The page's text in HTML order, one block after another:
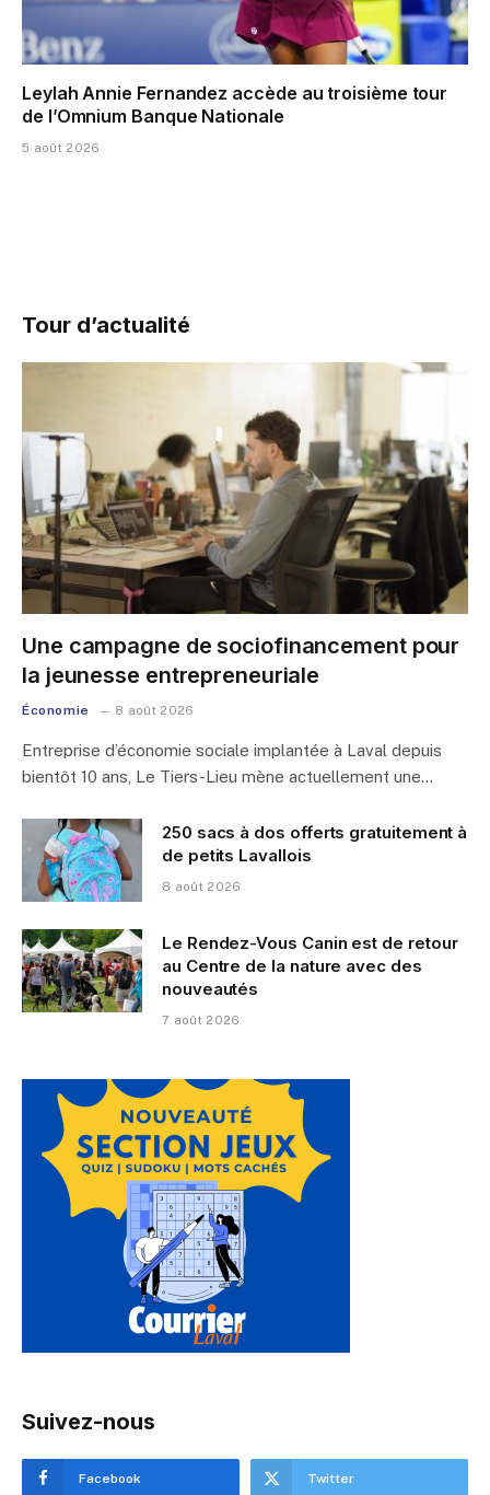
Leylah Annie Fernandez accède au troisième tour
de l’Omnium Banque Nationale
5 août 2026
Tour d’actualité
Une campagne de sociofinancement pour
la jeunesse entrepreneuriale
Économie 8 août 2026
Entreprise d’économie sociale implantée à Laval depuis
bientôt 10 ans, Le Tiers-Lieu mène actuellement une…
250 sacs à dos offerts gratuitement à
de petits Lavallois
8 août 2026
Le Rendez-Vous Canin est de retour
au Centre de la nature avec des
nouveautés
7 août 2026
Suivez-nous
Facebook Twitter